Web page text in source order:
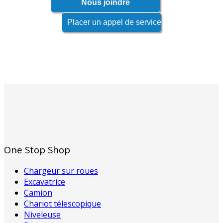
One Stop Shop
Chargeur sur roues
Excavatrice
Camion
Chariot télescopique
Niveleuse